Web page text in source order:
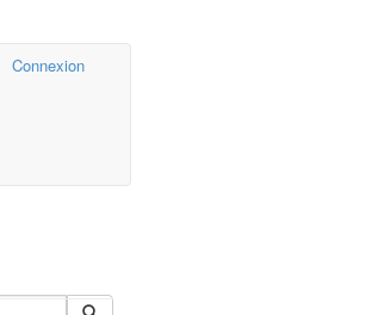
Connexion